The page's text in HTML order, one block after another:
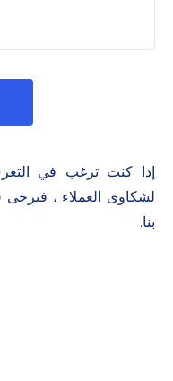
لشكاوى العملاء ، فيرجى
بنا.